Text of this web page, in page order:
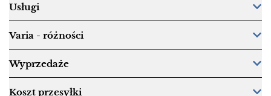
Usługi
Varia - różności
Wyprzedaże
Koszt przesyłki